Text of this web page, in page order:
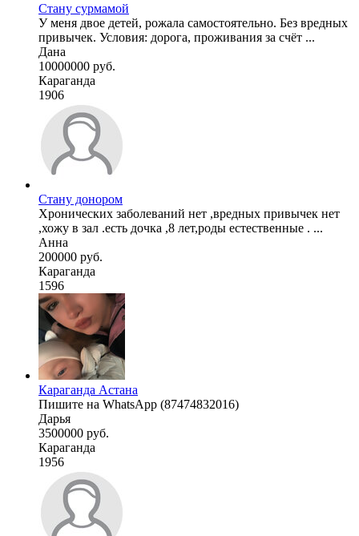
Стану сурмамой
У меня двое детей, рожала самостоятельно. Без вредных
привычек. Условия: дорога, проживания за счёт ...
Дана
10000000 руб.
Караганда
1906
Стану донором
Хронических заболеваний нет ,вредных привычек нет
,хожу в зал .есть дочка ,8 лет,роды естественные . ...
Анна
200000 руб.
Караганда
1596
Караганда Астана
Пишите на WhatsApp (87474832016)
Дарья
3500000 руб.
Караганда
1956